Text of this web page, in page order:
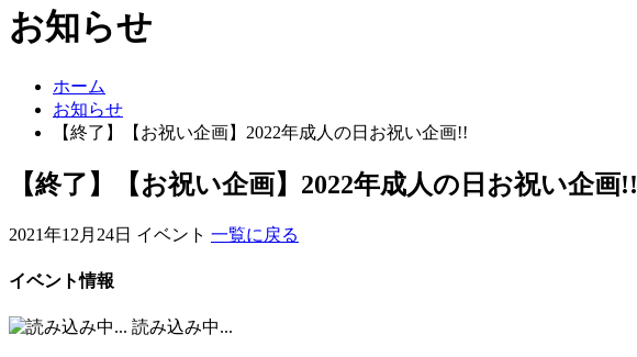
お知らせ
ホーム
お知らせ
【終了】【お祝い企画】2022年成人の日お祝い企画!!
【終了】【お祝い企画】2022年成人の日お祝い企画!!
2021年12月24日 イベント 一覧に戻る
イベント情報
読み込み中...